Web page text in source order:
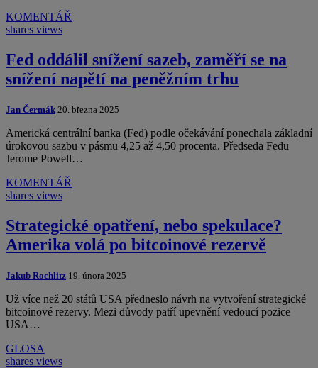
KOMENTÁŘ
shares views
Fed oddálil snížení sazeb, zaměří se na
snížení napětí na peněžním trhu
Jan Čermák 20. března 2025
Americká centrální banka (Fed) podle očekávání ponechala základní
úrokovou sazbu v pásmu 4,25 až 4,50 procenta. Předseda Fedu
Jerome Powell…
KOMENTÁŘ
shares views
Strategické opatření, nebo spekulace?
Amerika volá po bitcoinové rezervě
Jakub Rochlitz 19. února 2025
Už více než 20 států USA předneslo návrh na vytvoření strategické
bitcoinové rezervy. Mezi důvody patří upevnění vedoucí pozice
USA…
GLOSA
shares views